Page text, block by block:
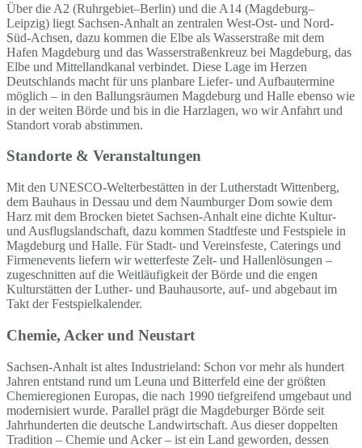
Über die A2 (Ruhrgebiet–Berlin) und die A14 (Magdeburg–
Leipzig) liegt Sachsen-Anhalt an zentralen West-Ost- und Nord-
Süd-Achsen, dazu kommen die Elbe als Wasserstraße mit dem
Hafen Magdeburg und das Wasserstraßenkreuz bei Magdeburg, das
Elbe und Mittellandkanal verbindet. Diese Lage im Herzen
Deutschlands macht für uns planbare Liefer- und Aufbautermine
möglich – in den Ballungsräumen Magdeburg und Halle ebenso wie
in der weiten Börde und bis in die Harzlagen, wo wir Anfahrt und
Standort vorab abstimmen.
Standorte & Veranstaltungen
Mit den UNESCO-Welterbestätten in der Lutherstadt Wittenberg,
dem Bauhaus in Dessau und dem Naumburger Dom sowie dem
Harz mit dem Brocken bietet Sachsen-Anhalt eine dichte Kultur-
und Ausflugslandschaft, dazu kommen Stadtfeste und Festspiele in
Magdeburg und Halle. Für Stadt- und Vereinsfeste, Caterings und
Firmenevents liefern wir wetterfeste Zelt- und Hallenlösungen –
zugeschnitten auf die Weitläufigkeit der Börde und die engen
Kulturstätten der Luther- und Bauhausorte, auf- und abgebaut im
Takt der Festspielkalender.
Chemie, Acker und Neustart
Sachsen-Anhalt ist altes Industrieland: Schon vor mehr als hundert
Jahren entstand rund um Leuna und Bitterfeld eine der größten
Chemieregionen Europas, die nach 1990 tiefgreifend umgebaut und
modernisiert wurde. Parallel prägt die Magdeburger Börde seit
Jahrhunderten die deutsche Landwirtschaft. Aus dieser doppelten
Tradition – Chemie und Acker – ist ein Land geworden, dessen